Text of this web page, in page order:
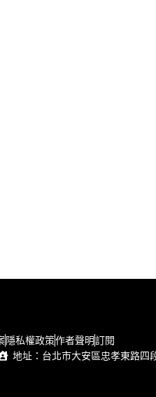
隱私權政策作者聲明訂閱
地址：台北市大安區忠孝東路四